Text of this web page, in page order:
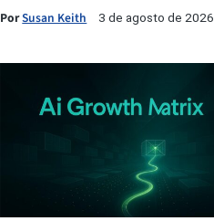
PorSusan Keith 3 de agosto de 2026